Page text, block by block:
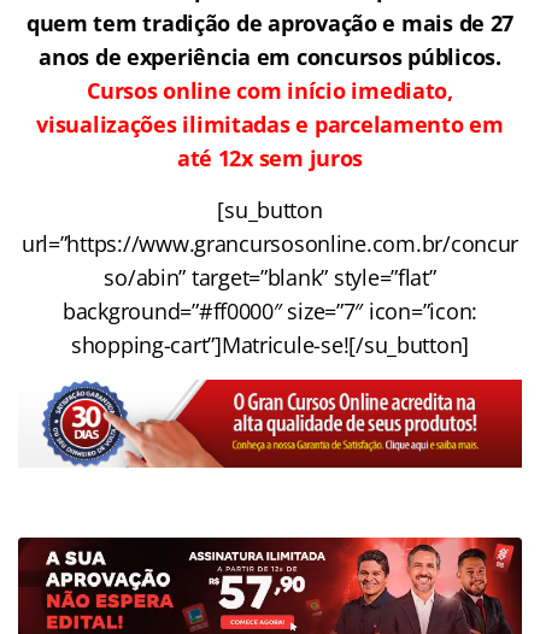
quem tem tradição de aprovação e mais de 27
anos de experiência em concursos públicos.
Cursos online com início imediato,
visualizações ilimitadas e parcelamento em
até 12x sem juros
[su_button
url=”https://www.grancursosonline.com.br/concur
so/abin” target=”blank” style=”flat”
background=”#ff0000″ size=”7″ icon=”icon:
shopping-cart”]Matricule-se![/su_button]